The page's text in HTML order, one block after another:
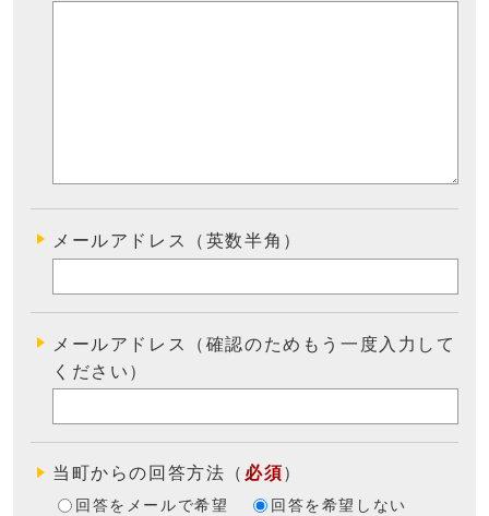
メールアドレス（英数半角）
メールアドレス（確認のためもう一度入力して
ください）
当町からの回答方法 （ 必須）
回答をメールで希望 回答を希望しない